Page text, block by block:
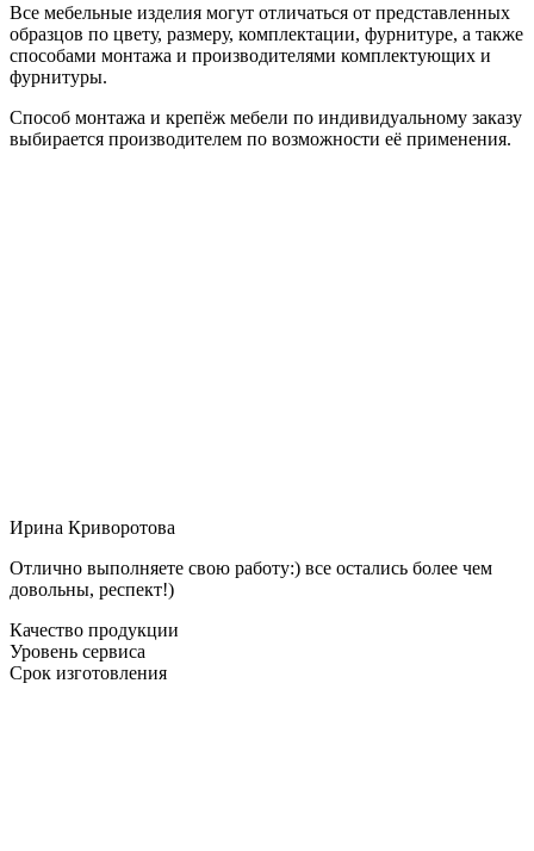
Все мебельные изделия могут отличаться от представленных
образцов по цвету, размеру, комплектации, фурнитуре, а также
способами монтажа и производителями комплектующих и
фурнитуры.
Способ монтажа и крепёж мебели по индивидуальному заказу
выбирается производителем по возможности её применения.
Ирина Криворотова
Отлично выполняете свою работу:) все остались более чем
довольны, респект!)
Качество продукции
Уровень сервиса
Срок изготовления